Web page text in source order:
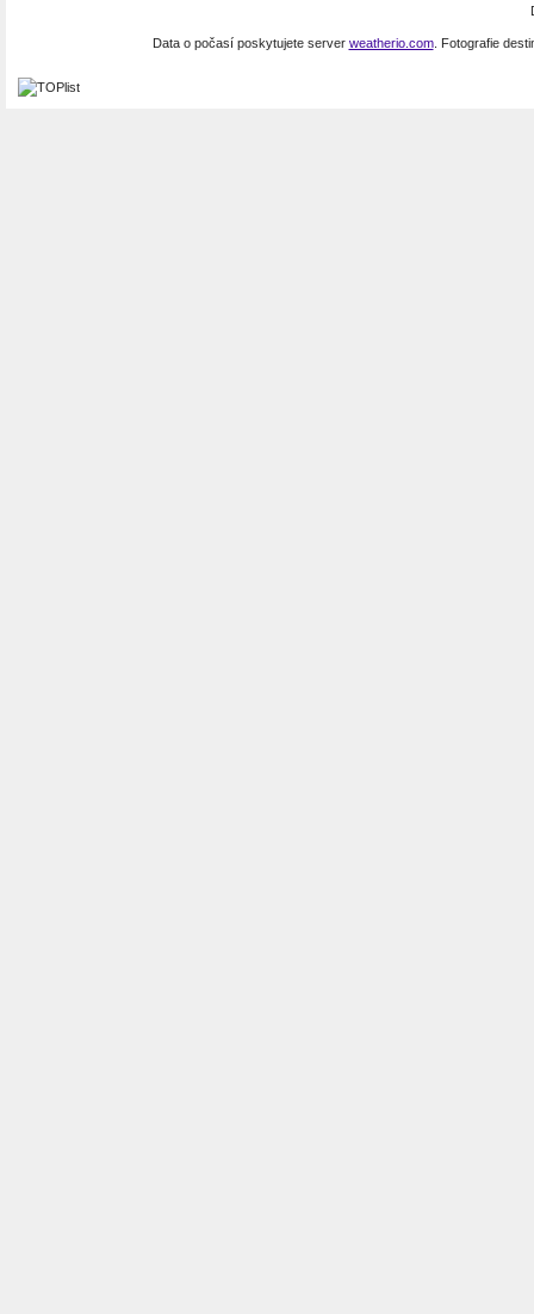
Data o počasí poskytujete server weatherio.com. Fotografie